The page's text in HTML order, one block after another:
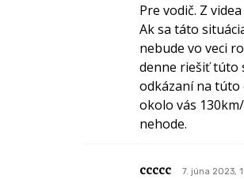
Pre vodič. Z
Ak sa táto
nebude vo veci
denne riešiť túto
odkázaní na túto
okolo vás
nehode.
ccccc 7. júna 2023,